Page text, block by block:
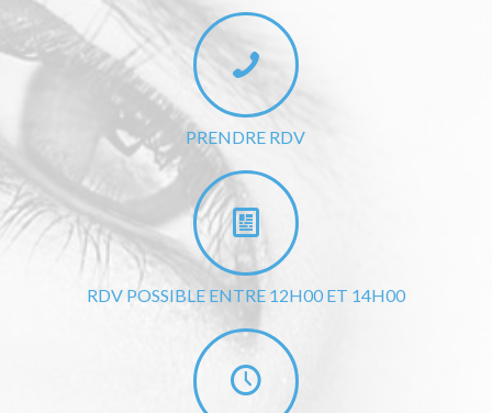
PRENDRE RDV
RDV POSSIBLE ENTRE 12H00 ET 14H00